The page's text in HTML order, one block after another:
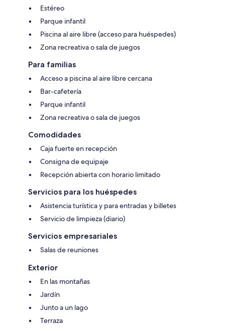
Estéreo
Parque infantil
Piscina al aire libre (acceso para huéspedes)
Zona recreativa o sala de juegos
Para familias
Acceso a piscina al aire libre cercana
Bar-cafetería
Parque infantil
Zona recreativa o sala de juegos
Comodidades
Caja fuerte en recepción
Consigna de equipaje
Recepción abierta con horario limitado
Servicios para los huéspedes
Asistencia turística y para entradas y billetes
Servicio de limpieza (diario)
Servicios empresariales
Salas de reuniones
Exterior
En las montañas
Jardín
Junto a un lago
Terraza